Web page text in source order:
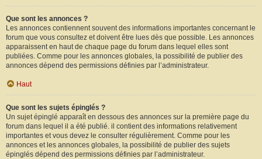
Que sont les annonces ?
Les annonces contiennent souvent des informations importantes concernant le
forum que vous consultez et doivent être lues dès que possible. Les annonces
apparaissent en haut de chaque page du forum dans lequel elles sont
publiées. Comme pour les annonces globales, la possibilité de publier des
annonces dépend des permissions définies par l’administrateur.
Haut
Que sont les sujets épinglés ?
Un sujet épinglé apparaît en dessous des annonces sur la première page du
forum dans lequel il a été publié. il contient des informations relativement
importantes et vous devez le consulter régulièrement. Comme pour les
annonces et les annonces globales, la possibilité de publier des sujets
épinglés dépend des permissions définies par l’administrateur.